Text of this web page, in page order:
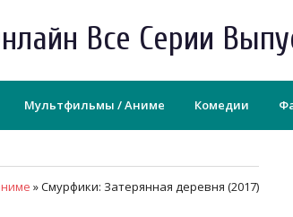
Все Серии
Мультфильмы / Аниме Комедии
» Смурфики: Затерянная деревня (2017)